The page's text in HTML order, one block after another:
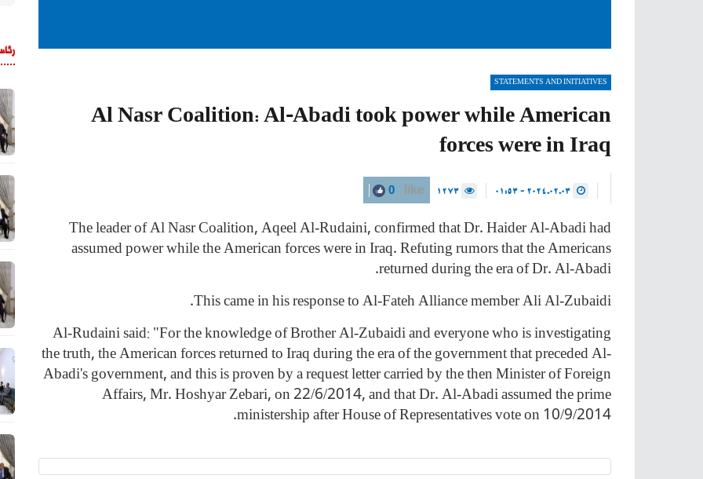
STATEMENTS AND INITIATIVES
Al Nasr Coalition: Al-Abadi took power while American
forces were in Iraq
like
0
The leader of Al Nasr Coalition, Aqeel Al-Rudaini, confirmed that Dr. Haider Al-Abadi had
assumed power while the American forces were in Iraq. Refuting rumors that the Americans
returned during the era of Dr. Al-Abadi.
This came in his response to Al-Fateh Alliance member Ali Al-Zubaidi.
Al-Rudaini said: "For the knowledge of Brother Al-Zubaidi and everyone who is investigating
the truth, the American forces returned to Iraq during the era of the government that preceded Al-
Abadi's government, and this is proven by a request letter carried by the then Minister of Foreign
Affairs, Mr. Hoshyar Zebari, on 22/6/2014, and that Dr. Al-Abadi assumed the prime
ministership after House of Representatives vote on 10/9/2014.